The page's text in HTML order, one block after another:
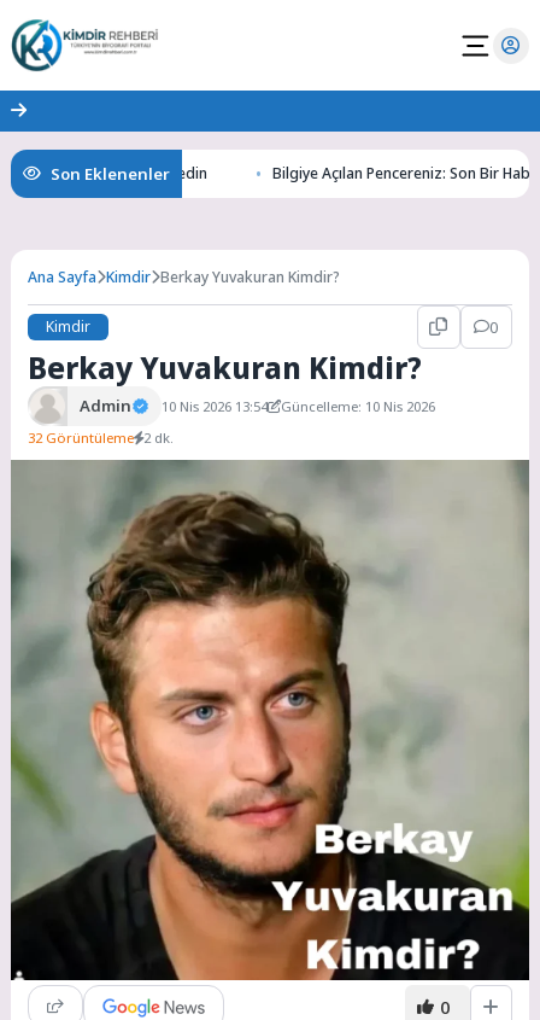
Son Eklenenler
Gizemlerini Keşfedin Bilgiye Açılan Pencereniz: Son Bir Haber ile
Ana Sayfa Kimdir Berkay Yuvakuran Kimdir?
Kimdir 0
Berkay Yuvakuran Kimdir?
Admin 10 Nis 2026 13:54
Güncelleme: 10 Nis 2026
32 Görüntüleme 2 dk.
0